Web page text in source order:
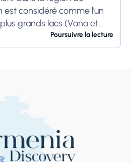
est considéré comme l'un
grands lacs (Vana et
Poursuivre la lecture